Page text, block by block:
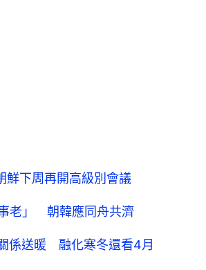
下周再開高級別會議
事老」 朝韓應同舟共濟
係送暖 融化寒冬還看4月